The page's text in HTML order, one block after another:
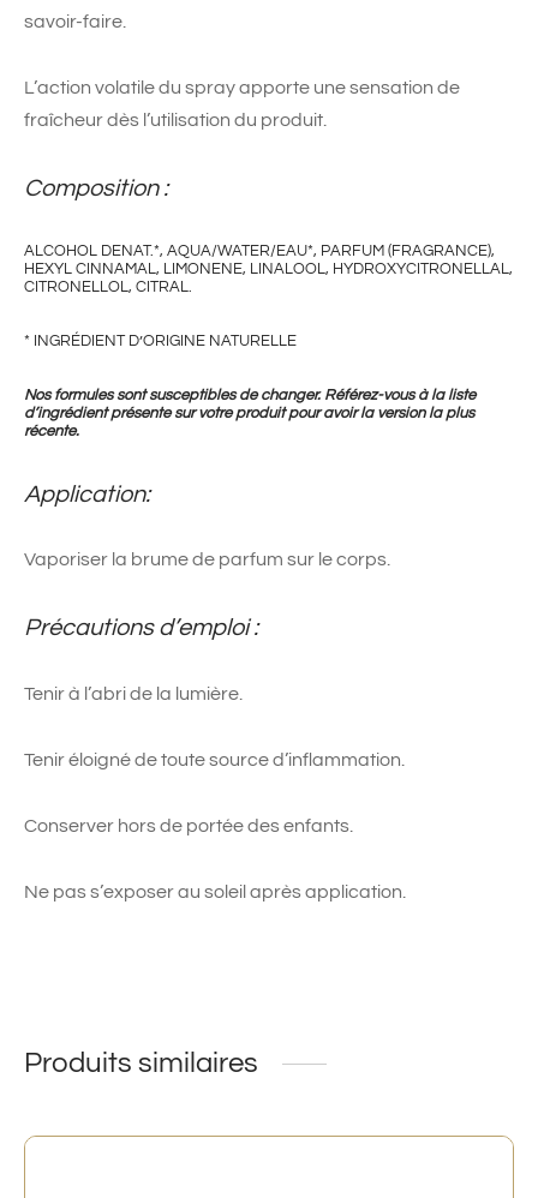
savoir-faire.
L’action volatile du spray apporte une sensation de
fraîcheur dès l’utilisation du produit.
Composition :
ALCOHOL DENAT.*, AQUA/WATER/EAU*, PARFUM (FRAGRANCE),
HEXYL CINNAMAL, LIMONENE, LINALOOL, HYDROXYCITRONELLAL,
CITRONELLOL, CITRAL.
* INGRÉDIENT D’ORIGINE NATURELLE
Nos formules sont susceptibles de changer. Référez-vous à la liste
d’ingrédient présente sur votre produit pour avoir la version la plus
récente.
Application:
Vaporiser la brume de parfum sur le corps.
Précautions d’emploi :
Tenir à l’abri de la lumière.
Tenir éloigné de toute source d’inflammation.
Conserver hors de portée des enfants.
Ne pas s’exposer au soleil après application.
Produits similaires